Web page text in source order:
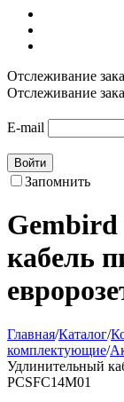
Отслеживание
Отслеживание
E-mail
Войти
Запомнить
кабель
Главная/Каталог/
комплектующие/
Удлинительный
PCSFC14M01